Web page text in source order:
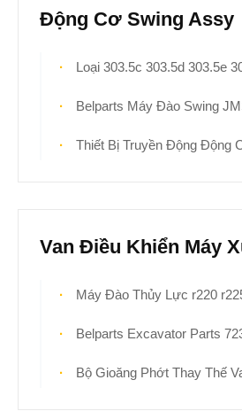
Động Cơ Swing Assy
Loại 303.5c 303.5d 303.5e 304d CR 304e Thiết Bị Lái Động Cơ Xoay 266-6396
Belparts Máy Đào Swing JMS-200 kx15 kx17
Thiết Bị Truyền Động Động Cơ Xoay Yanmar b37v
Van Điều Khiển Máy
Máy Đào Thủy Lực r220 r225-5-9 Van
Belparts Excavator Parts 723-47-27501 Control
Bộ Gioăng Phớt Thay Thế Van Điều Khiển